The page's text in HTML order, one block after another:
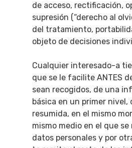
de acceso, rectificación,
supresión (“derecho al
del tratamiento,
objeto de decisiones
Cualquier interesado-a
que se le facilite ANTES
sean recogidos, de una
básica en un primer nivel,
resumida, en el mismo
mismo medio en el que
datos personales y por